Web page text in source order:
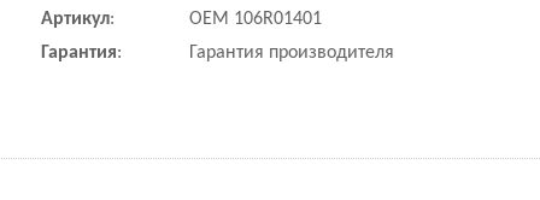
Артикул:
OEM 106R01401
Гарантия: Гарантия производителя